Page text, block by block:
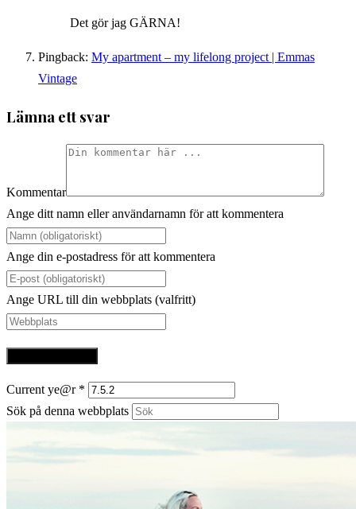
Det gör jag GÄRNA!
Pingback: My apartment – my lifelong project | Emmas
Vintage
Lämna ett svar
Kommentar
Ange ditt namn eller användarnamn för att kommentera
Ange din e-postadress för att kommentera
Ange URL till din webbplats (valfritt)
Current ye@r *
Sök på denna webbplats